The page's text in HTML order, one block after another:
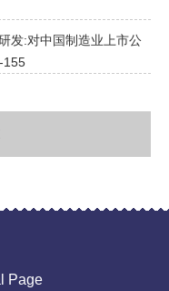
发:对中国制造业上市公
155
Page